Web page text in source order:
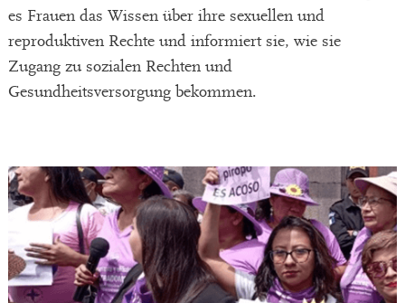
es Frauen das Wissen über ihre sexuellen und
reproduktiven Rechte und informiert sie, wie sie
Zugang zu sozialen Rechten und
Gesundheitsversorgung bekommen.